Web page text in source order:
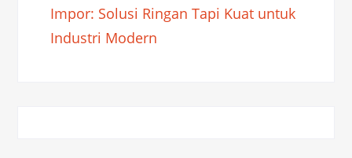
Impor: Solusi Ringan Tapi Kuat untuk
Industri Modern